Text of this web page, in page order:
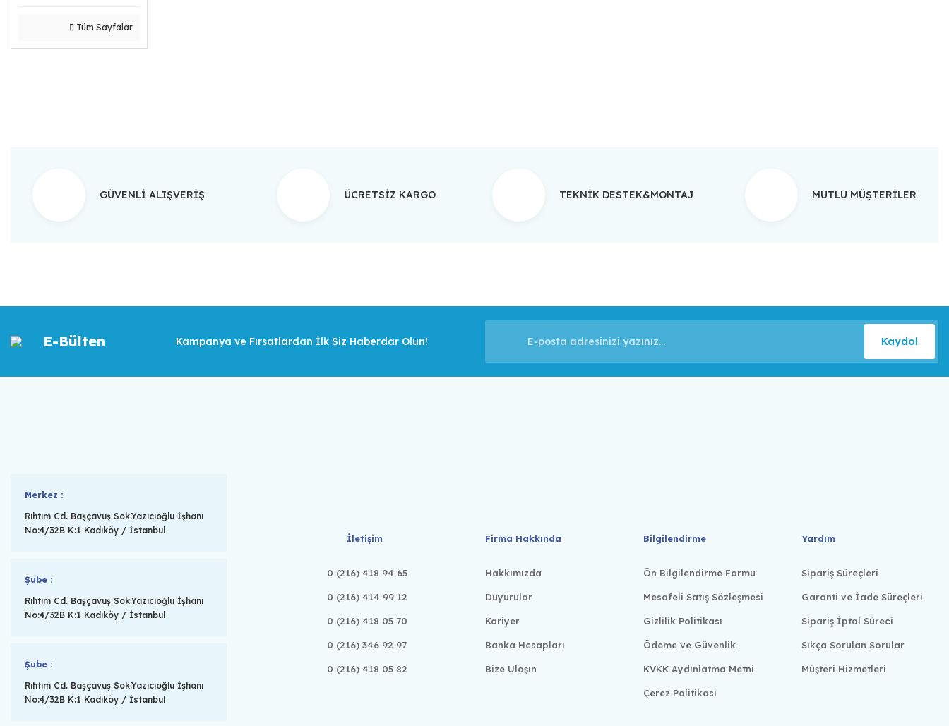
Tüm Sayfalar
GÜVENLİ ALIŞVERİŞ ÜCRETSİZ KARGO TEKNİK DESTEK&MONTAJ MUTLU MÜŞTERİLER
E-Bülten Kampanya ve Fırsatlardan İlk Siz Haberdar Olun! Kaydol
Merkez :
Rıhtım Cd. Başçavuş Sok.Yazıcıoğlu İşhanı
No:4/32B K:1 Kadıköy / İstanbul
Şube :
Rıhtım Cd. Başçavuş Sok.Yazıcıoğlu İşhanı
No:4/32B K:1 Kadıköy / İstanbul
Şube :
Rıhtım Cd. Başçavuş Sok.Yazıcıoğlu İşhanı
No:4/32B K:1 Kadıköy / İstanbul
İletişim
0 (216) 418 94 65
0 (216) 414 99 12
0 (216) 418 05 70
0 (216) 346 92 97
0 (216) 418 05 82
Firma Hakkında
Hakkımızda
Duyurular
Kariyer
Banka Hesapları
Bize Ulaşın
Bilgilendirme
Ön Bilgilendirme Formu
Mesafeli Satış Sözleşmesi
Gizlilik Politikası
Ödeme ve Güvenlik
KVKK Aydınlatma Metni
Çerez Politikası
Yardım
Sipariş Süreçleri
Garanti ve İade Süreçleri
Sipariş İptal Süreci
Sıkça Sorulan Sorular
Müşteri Hizmetleri